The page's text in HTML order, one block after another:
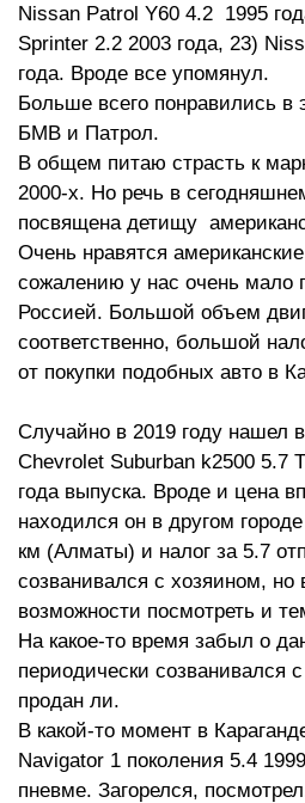
Nissan Patrol Y60 4.2 1995
Sprinter 2.2 2003 года, 23)
года. Вроде все упомянул.
Больше всего понравились в
БМВ и Патрол.
В общем питаю страсть к
2000-х. Но речь в
посвящена детищу
Очень нравятся
сожалению у нас очень мало
Россией. Большой объем
соответственно, большой
от покупки подобных авто в
Случайно в 2019 году нашел
Chevrolet Suburban k2500 5.7
года выпуска. Вроде и цена
находился он в другом
км (Алматы) и налог за 5.7
созванивался с хозяином, но
возможности посмотреть и
На какое-то время забыл о
периодически созванивался
продан ли.
В какой-то момент в
Navigator 1 поколения 5.4
пневме. Загорелся,